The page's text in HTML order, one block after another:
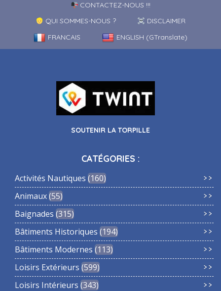
CONTACTEZ-NOUS !!!
QUI SOMMES-NOUS ?
DISCLAIMER
FRANCAIS
ENGLISH (GTranslate)
SOUTENIR LA TORPILLE
CATÉGORIES :
Activités Nautiques 160
Animaux 55
Baignades 315
Bâtiments Historiques 194
Bâtiments Modernes 113
Loisirs Extérieurs 599
Loisirs Intérieurs 343